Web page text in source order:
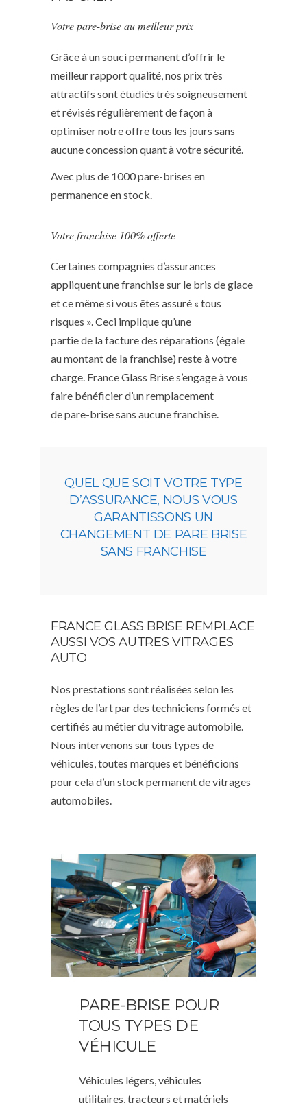
Votre pare-brise au meilleur prix
Grâce à un souci permanent d’offrir le
meilleur rapport qualité, nos prix très
attractifs sont étudiés très soigneusement
et révisés régulièrement de façon à
optimiser notre offre tous les jours sans
aucune concession quant à votre sécurité.
Avec plus de 1000 pare-brises en
permanence en stock.
Votre franchise 100% offerte
Certaines compagnies d’assurances
appliquent une franchise sur le bris de glace
et ce même si vous êtes assuré « tous
risques ». Ceci implique qu’une
partie de la facture des réparations (égale
au montant de la franchise) reste à votre
charge. France Glass Brise s’engage à vous
faire bénéficier d’un remplacement
de pare-brise sans aucune franchise.
QUEL QUE SOIT VOTRE TYPE
D’ASSURANCE, NOUS VOUS
GARANTISSONS UN
CHANGEMENT DE PARE BRISE
SANS FRANCHISE
FRANCE GLASS BRISE REMPLACE
AUSSI VOS AUTRES VITRAGES
AUTO
Nos prestations sont réalisées selon les
règles de l’art par des techniciens formés et
certifiés au métier du vitrage automobile.
Nous intervenons sur tous types de
véhicules, toutes marques et bénéficions
pour cela d’un stock permanent de vitrages
automobiles.
PARE-BRISE POUR
TOUS TYPES DE
VÉHICULE
Véhicules légers, véhicules
utilitaires, tracteurs et matériels